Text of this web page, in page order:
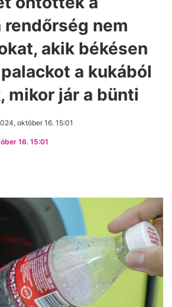
rendőrség nem
akik békésen
a kukából
mikor jár a bünti
október 16. 15:01
16. 15:01